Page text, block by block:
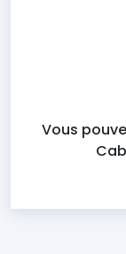
Vous